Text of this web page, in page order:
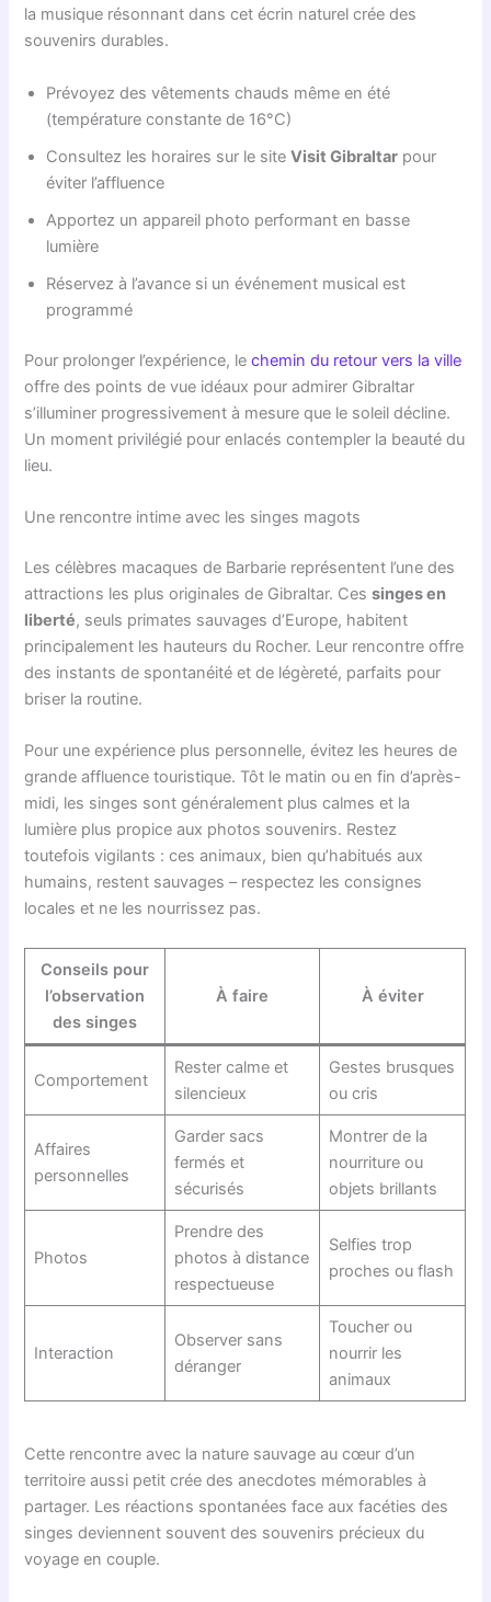
la musique résonnant dans cet écrin naturel crée des
souvenirs durables.
Prévoyez des vêtements chauds même en été
(température constante de 16°C)
Consultez les horaires sur le siteVisit Gibraltar pour
éviter l’affluence
Apportez un appareil photo performant en basse
lumière
Réservez à l’avance si un événement musical est
programmé
Pour prolonger l’expérience, lechemin du retour vers la ville
offre des points de vue idéaux pour admirer Gibraltar
s’illuminer progressivement à mesure que le soleil décline.
Un moment privilégié pour enlacés contempler la beauté du
lieu.
Une rencontre intime avec les singes magots
Les célèbres macaques de Barbarie représentent l’une des
attractions les plus originales de Gibraltar. Cessinges en
liberté, seuls primates sauvages d’Europe, habitent
principalement les hauteurs du Rocher. Leur rencontre offre
des instants de spontanéité et de légèreté, parfaits pour
briser la routine.
Pour une expérience plus personnelle, évitez les heures de
grande affluence touristique. Tôt le matin ou en fin d’après-
midi, les singes sont généralement plus calmes et la
lumière plus propice aux photos souvenirs. Restez
toutefois vigilants : ces animaux, bien qu’habitués aux
humains, restent sauvages – respectez les consignes
locales et ne les nourrissez pas.
Conseils pour
l’observation
des singes
À faire À éviter
Comportement
Rester calme et
silencieux
Gestes brusques
ou cris
Affaires
personnelles
Garder sacs
fermés et
sécurisés
Montrer de la
nourriture ou
objets brillants
Photos
Prendre des
photos à distance
respectueuse
Selfies trop
proches ou flash
Interaction
Observer sans
déranger
Toucher ou
nourrir les
animaux
Cette rencontre avec la nature sauvage au cœur d’un
territoire aussi petit crée des anecdotes mémorables à
partager. Les réactions spontanées face aux facéties des
singes deviennent souvent des souvenirs précieux du
voyage en couple.